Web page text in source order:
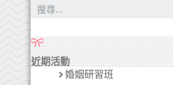
近期活動
婚姻研習班